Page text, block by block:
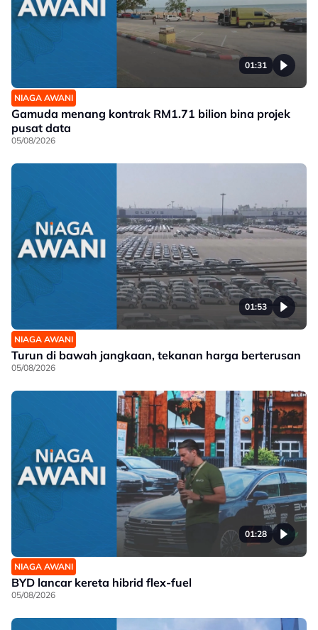
01:31
NIAGA AWANI
Gamuda menang kontrak RM1.71 bilion bina projek
pusat data
05/08/2026
01:53
NIAGA AWANI
Turun di bawah jangkaan, tekanan harga berterusan
05/08/2026
01:28
NIAGA AWANI
BYD lancar kereta hibrid flex-fuel
05/08/2026